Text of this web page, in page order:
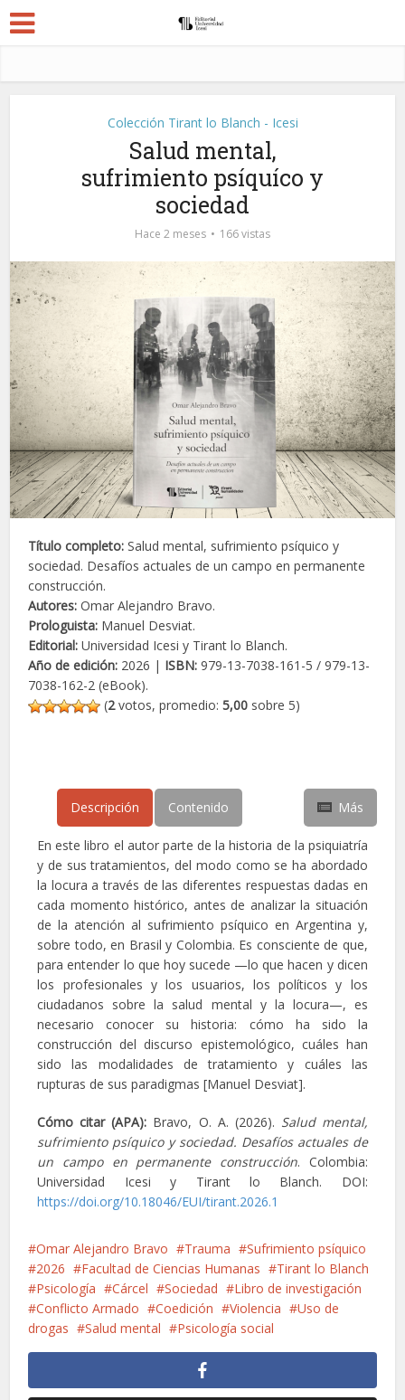
Colección Tirant lo Blanch - Icesi
Salud mental,
sufrimiento psíquíco y
sociedad
Hace 2 meses 166 vistas
Título completo: Salud mental, sufrimiento psíquico y
sociedad. Desafíos actuales de un campo en permanente
construcción.
Autores: Omar Alejandro Bravo.
Prologuista: Manuel Desviat.
Editorial: Universidad Icesi y Tirant lo Blanch.
Año de edición: 2026 | ISBN: 979-13-7038-161-5 / 979-13-
7038-162-2 (eBook).
(2votos, promedio:5,00 sobre 5)
Más
Descripción Contenido
En este libro el autor parte de la historia de la psiquiatría
y de sus tratamientos, del modo como se ha abordado
la locura a través de las diferentes respuestas dadas en
cada momento histórico, antes de analizar la situación
de la atención al sufrimiento psíquico en Argentina y,
sobre todo, en Brasil y Colombia. Es consciente de que,
para entender lo que hoy sucede —lo que hacen y dicen
los profesionales y los usuarios, los políticos y los
ciudadanos sobre la salud mental y la locura—, es
necesario conocer su historia: cómo ha sido la
construcción del discurso epistemológico, cuáles han
sido las modalidades de tratamiento y cuáles las
rupturas de sus paradigmas [Manuel Desviat].
Cómo citar (APA): Bravo, O. A. (2026). Salud mental,
sufrimiento psíquico y sociedad. Desafíos actuales de
un campo en permanente construcción. Colombia:
Universidad Icesi y Tirant lo Blanch. DOI:
https://doi.org/10.18046/EUI/tirant.2026.1
Omar Alejandro Bravo Trauma
Sufrimiento psíquico
2026
Facultad de Ciencias Humanas
Tirant lo Blanch
Psicología
Cárcel Sociedad
Libro de investigación
Conflicto Armado
Coedición Violencia
Uso de
drogas
Salud mental Psicología social